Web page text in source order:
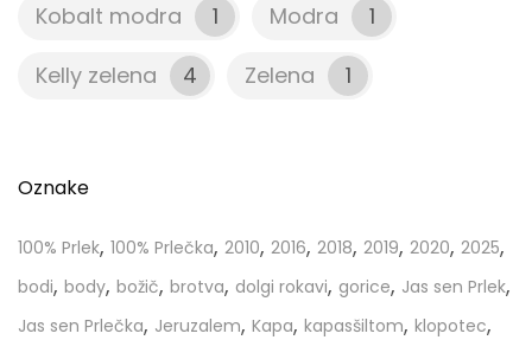
Kobalt modra
1 Modra
1
Kelly zelena
4 Zelena 1
Oznake
100% Prlek, 100% Prlečka, 2010, 2016, 2018, 2019, 2020, 2025,
bodi, body, božič, brotva, dolgi rokavi, gorice, Jas sen Prlek,
Jas sen Prlečka, Jeruzalem, Kapa, kapasšiltom, klopotec,